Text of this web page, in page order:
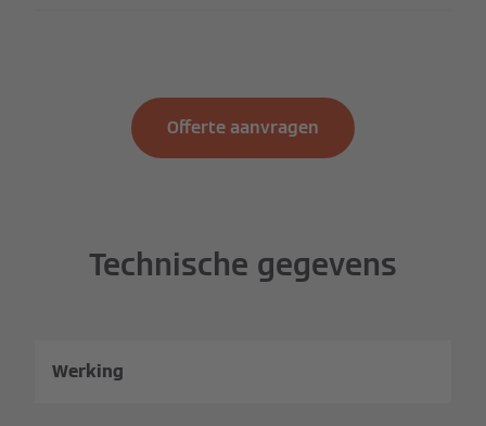
Offerte aanvragen
Technische gegevens
Werking